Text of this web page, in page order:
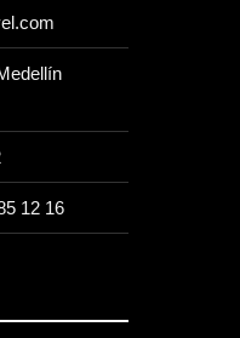
12 16